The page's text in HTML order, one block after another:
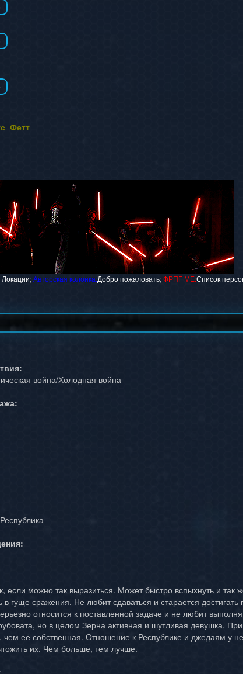
Локации;Авторская колонка:Добро пожаловать;ФРПГ МЕ:Список
война/Холодная война
если можно так выразиться. Может быстро вспыхнуть и так
в гуще сражения. Не любит сдаваться и старается
относится к поставленной задаче и не любит
но в целом Зерна активная и шутливая девушка.
чем её собственная. Отношение к Республике и джедаям у
их. Чем больше, тем лучше.